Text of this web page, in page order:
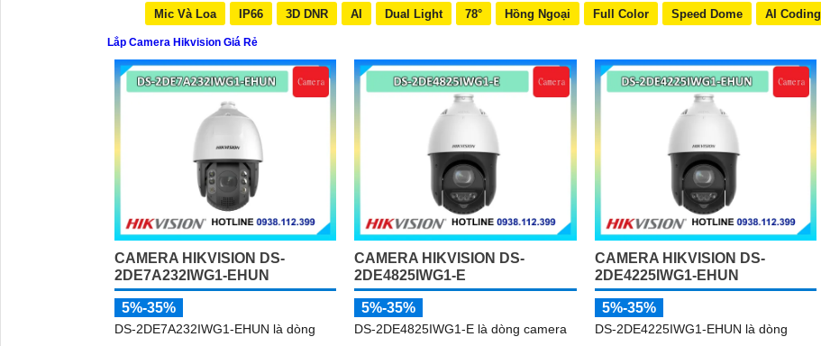
Mic Và Loa IP66 3D DNR AI Dual Light 78° Hồng Ngoại Full Color Speed Dome AI Coding
Lắp Camera Hikvision Giá Rẻ
CAMERA HIKVISION DS-
2DE7A232IWG1-EHUN
5%-35%
DS-2DE7A232IWG1-EHUN là dòng
CAMERA HIKVISION DS-
2DE4825IWG1-E
5%-35%
DS-2DE4825IWG1-E là dòng camera
CAMERA HIKVISION DS-
2DE4225IWG1-EHUN
5%-35%
DS-2DE4225IWG1-EHUN là dòng